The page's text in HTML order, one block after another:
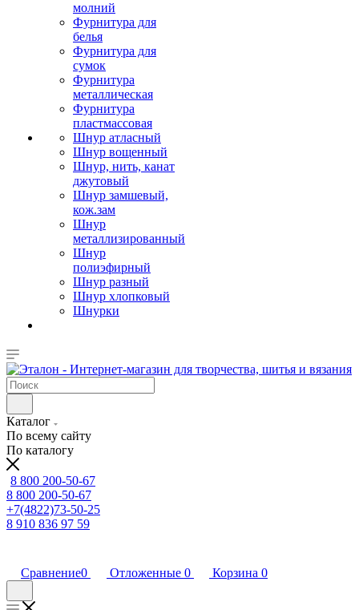
молний
Фурнитура для
белья
Фурнитура для
сумок
Фурнитура
металлическая
Фурнитура
пластмассовая
Шнур атласный
Шнур вощенный
Шнур, нить, канат
джутовый
Шнур замшевый,
кож.зам
Шнур
металлизированный
Шнур
полиэфирный
Шнур разный
Шнур хлопковый
Шнурки
Каталог
По всему сайту
По каталогу
8 800 200-50-67
8 800 200-50-67
+7(4822)73-50-25
8 910 836 97 59
Сравнение0 Отложенные 0 Корзина 0